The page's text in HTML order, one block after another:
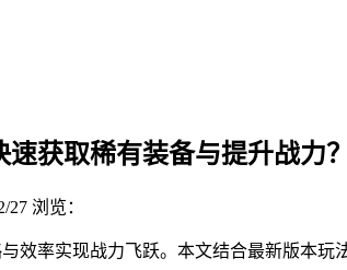
获取稀有装备与提升战力？
27 浏览：
效率实现战力飞跃。本文结合最新版本